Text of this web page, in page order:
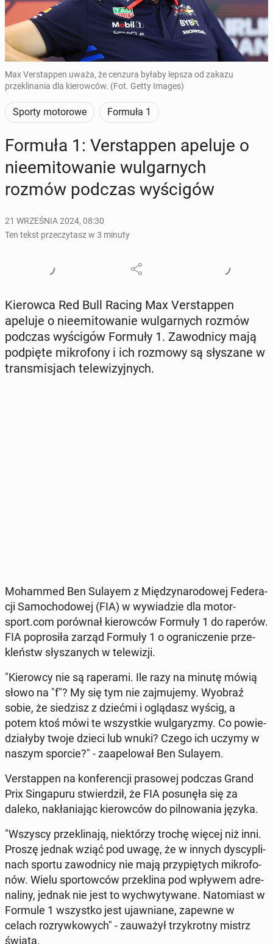
Max Verstappen uważa, że cenzura byłaby lepsza od zakazu
przeklinania dla kierowców. (Fot. Getty Images)
Sporty motorowe Formuła 1
Formuła 1: Ver­stap­pen apeluje o
nie­emi­to­wa­nie wul­gar­nych
rozmów podczas wy­ści­gów
21 WRZEŚNIA 2024, 08:30
Ten tekst przeczytasz w 3 minuty
Kie­row­ca Red Bull Racing Max Ver­stap­pen
apeluje o nie­emi­to­wa­nie wul­gar­nych rozmów
podczas wy­ści­gów Formuły 1. Za­wod­ni­cy mają
pod­pię­te mi­kro­fo­ny i ich rozmowy są sły­sza­ne w
trans­mi­sjach te­le­wi­zyj­nych.
Mo­ham­med Ben Sulayem z Mię­dzy­na­ro­do­wej Fe­de­ra­
cji Sa­mo­cho­do­wej (FIA) w wy­wia­dzie dla mo­tor­
sport.com po­rów­nał kie­row­ców Formuły 1 do raperów.
FIA po­pro­si­ła zarząd Formuły 1 o ogra­ni­cze­nie prze­
kleństw sły­sza­nych w te­le­wi­zji.
"Kie­row­cy nie są ra­pe­ra­mi. Ile razy na minutę mówią
słowo na "f"? My się tym nie zaj­mu­je­my. Wyobraź
sobie, że sie­dzisz z dziećmi i oglą­dasz wyścig, a
potem ktoś mówi te wszyst­kie wul­ga­ry­zmy. Co po­wie­
dzia­ły­by twoje dzieci lub wnuki? Czego ich uczymy w
naszym sporcie?" - za­ape­lo­wał Ben Sulayem.
Ver­stap­pen na kon­fe­ren­cji pra­so­wej podczas Grand
Prix Sin­ga­pu­ru stwier­dził, że FIA po­su­nę­ła się za
daleko, na­kła­nia­jąc kie­row­ców do pil­no­wa­nia języka.
"Wszyscy prze­kli­na­ją, nie­któ­rzy trochę więcej niż inni.
Proszę jednak wziąć pod uwagę, że w innych dys­cy­pli­
nach sportu za­wod­ni­cy nie mają przy­pię­tych mi­kro­fo­
nów. Wielu spor­tow­ców prze­kli­na pod wpływem ad­re­
na­li­ny, jednak nie jest to wy­chwy­ty­wa­ne. Na­to­miast w
Formule 1 wszyst­ko jest ujaw­nia­ne, zapewne w
celach roz­ryw­ko­wych" - za­uwa­żył trzy­krot­ny mistrz
świata.